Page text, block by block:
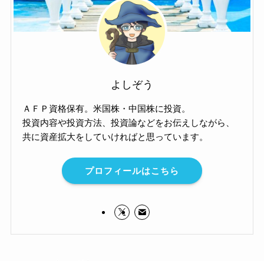
よしぞう
ＡＦＰ資格保有。米国株・中国株に投資。
投資内容や投資方法、投資論などをお伝えしながら、
共に資産拡大をしていければと思っています。
プロフィールはこちら